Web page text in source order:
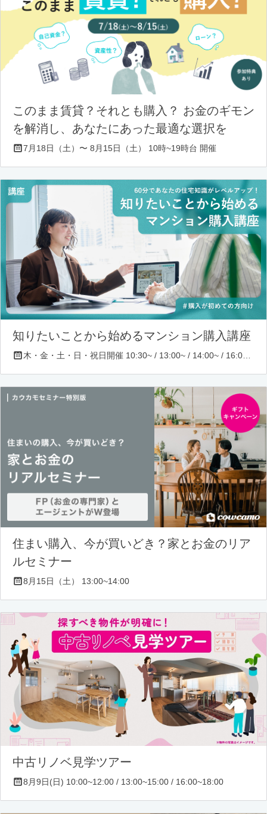
このまま賃貸？それとも購入？ お金のギモン
を解消し、あなたにあった最適な選択を
7月18日（土）〜 8月15日（土） 10時~19時台 開催
知りたいことから始めるマンション購入講座
住まい購入、今が買いどき？家とお金のリア
ルセミナー
8月15日（土） 13:00~14:00
中古リノベ見学ツアー
8月9日(日) 10:00~12:00 / 13:00~15:00 / 16:00~18:00